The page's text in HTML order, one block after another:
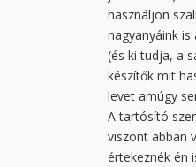
használjon
nagyanyáink
(és ki tudja, a
készítők mit
levet amúgy
A tartósító
viszont abban
értekeznék én